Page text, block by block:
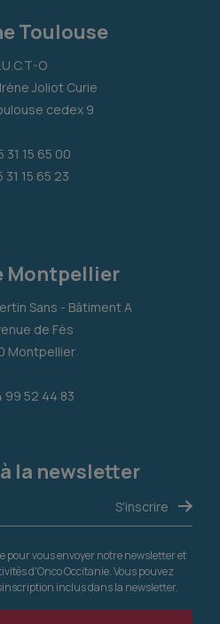
Toulouse
O
Joliot Curie
cedex 9
31 15 65 00
31 15 65 23
Montpellier
Sans - Bâtiment A
de Fès
Montpellier
99 52 44 83
la newsletter
pour vous envoyer notre newsletter et
d'Onco Occitanie. Vous pouvez
inclus dans la newsletter.